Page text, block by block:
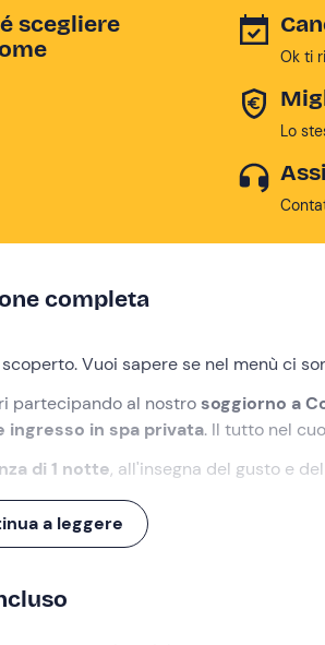
scegliere
Ok ti
Lo
completa
Vuoi sapere se nel menù ci
partecipando al nostrosoggiorno a
ingresso in spa privata. Il tutto nel
di 1 notte, all'insegna del gusto e
Alpi Orobiche
a leggere